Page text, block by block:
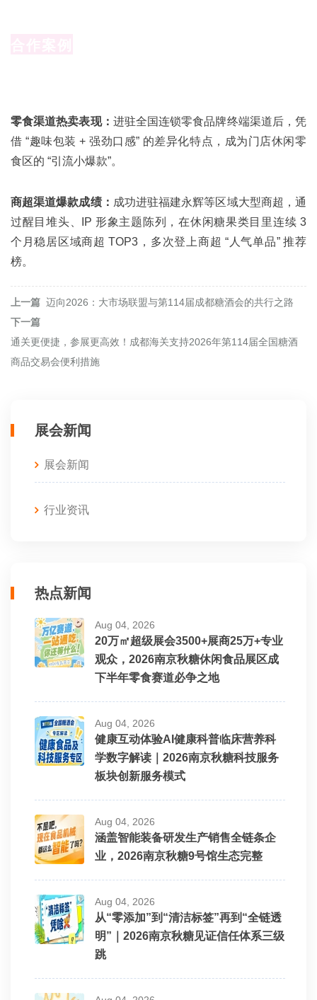
零食渠道热卖表现： 进驻全国连锁零食品牌终端渠道后，凭
借 “趣味包装 + 强劲口感” 的差异化特点，成为门店休闲零
食区的 “引流小爆款”。
商超渠道爆款成绩： 成功进驻福建永辉等区域大型商超，通
过醒目堆头、IP 形象主题陈列，在休闲糖果类目里连续 3
个月稳居区域商超 TOP3，多次登上商超 “人气单品” 推荐
榜。
上一篇 迈向2026：大市场联盟与第114届成都糖酒会的共行之路
下一篇
通关更便捷，参展更高效！成都海关支持2026年第114届全国糖酒
商品交易会便利措施
展会新闻
展会新闻
行业资讯
热点新闻
Aug 04, 2026
20万㎡超级展会3500+展商25万+专业
观众，2026南京秋糖休闲食品展区成
下半年零食赛道必争之地
Aug 04, 2026
健康互动体验AI健康科普临床营养科
学数字解读｜2026南京秋糖科技服务
板块创新服务模式
Aug 04, 2026
涵盖智能装备研发生产销售全链条企
业，2026南京秋糖9号馆生态完整
Aug 04, 2026
从“零添加”到“清洁标签”再到“全链透
明”｜2026南京秋糖见证信任体系三级
跳